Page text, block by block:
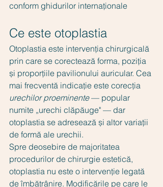
conform ghidurilor internaționale
Ce este otoplastia
Otoplastia este intervenția chirurgicală
prin care se corectează forma, poziția
și proporțiile pavilionului auricular. Cea
mai frecventă indicație este corecția
urechilor proeminente — popular
numite „urechi clăpăuge" — dar
otoplastia se adresează și altor variații
de formă ale urechii.
Spre deosebire de majoritatea
procedurilor de chirurgie estetică,
otoplastia nu este o intervenție legată
de îmbătrânire. Modificările pe care le